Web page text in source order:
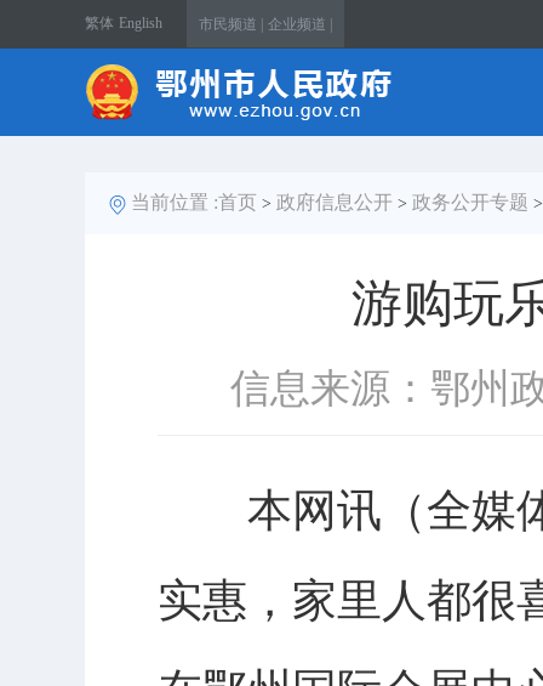
繁体 English 市民频道 | 企业频道 |
当前位置 :首页 > 政府信息公开 > 政务公开专题
游购玩
信息来源：鄂州
本网讯（全媒体
实惠，家里人都很